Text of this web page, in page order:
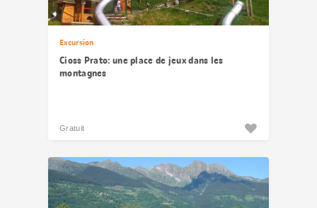
Excursion
Cioss Prato: une place de jeux dans les
montagnes
Gratuit